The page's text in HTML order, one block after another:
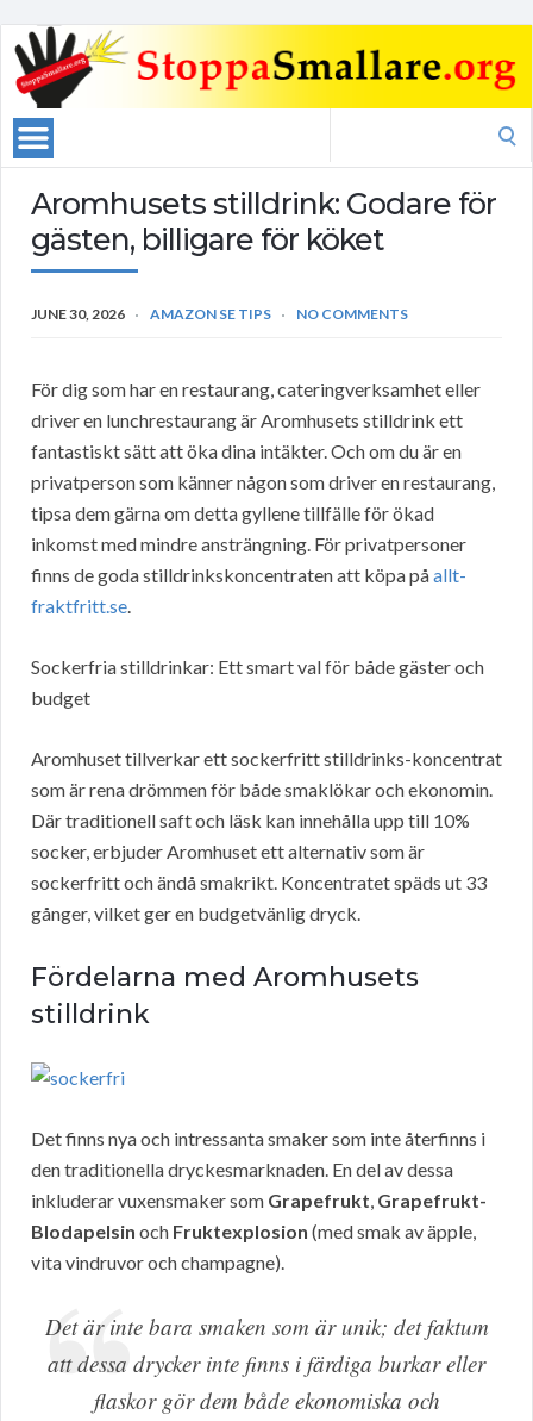
Aromhusets stilldrink: Godare för
gästen, billigare för köket
JUNE 30, 2026 AMAZON SE TIPS NO COMMENTS
För dig som har en restaurang, cateringverksamhet eller
driver en lunchrestaurang är Aromhusets stilldrink ett
fantastiskt sätt att öka dina intäkter. Och om du är en
privatperson som känner någon som driver en restaurang,
tipsa dem gärna om detta gyllene tillfälle för ökad
inkomst med mindre ansträngning. För privatpersoner
finns de goda stilldrinkskoncentraten att köpa påallt-
fraktfritt.se.
Sockerfria stilldrinkar: Ett smart val för både gäster och
budget
Aromhuset tillverkar ett sockerfritt stilldrinks-koncentrat
som är rena drömmen för både smaklökar och ekonomin.
Där traditionell saft och läsk kan innehålla upp till 10%
socker, erbjuder Aromhuset ett alternativ som är
sockerfritt och ändå smakrikt. Koncentratet späds ut 33
gånger, vilket ger en budgetvänlig dryck.
Fördelarna med Aromhusets
stilldrink
Det finns nya och intressanta smaker som inte återfinns i
den traditionella dryckesmarknaden. En del av dessa
inkluderar vuxensmaker som Grapefrukt, Grapefrukt-
Blodapelsin och Fruktexplosion (med smak av äpple,
vita vindruvor och champagne).
Det är inte bara smaken som är unik; det faktum
att dessa drycker inte finns i färdiga burkar eller
flaskor gör dem både ekonomiska och